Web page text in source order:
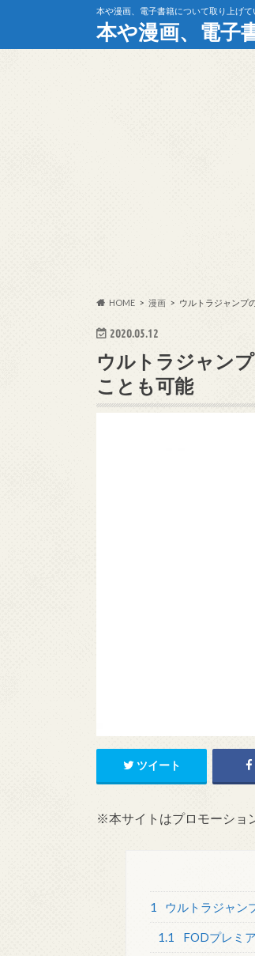
本や漫画、電子書籍について取り上げ
本や漫画、電子
HOME 漫画 ウルトラジャンプ
2020.05.12
ウルトラジャン
ことも可能
ツイート
※本サイトはプロモーショ
1 ウルトラジャン
1.1 FODプレミ